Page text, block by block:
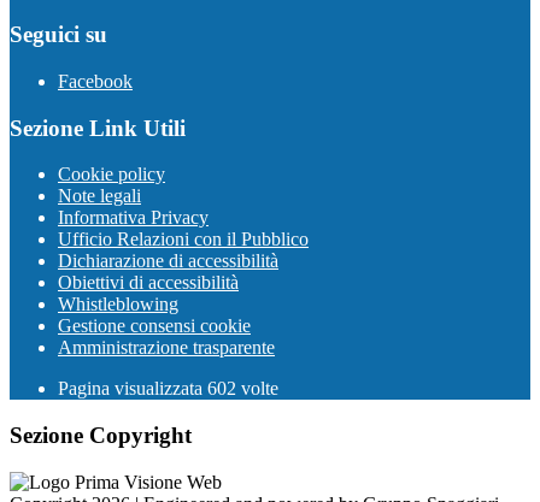
Seguici su
Facebook
Sezione Link Utili
Cookie policy
Note legali
Informativa Privacy
Ufficio Relazioni con il Pubblico
Dichiarazione di accessibilità
Obiettivi di accessibilità
Whistleblowing
Gestione consensi cookie
Amministrazione trasparente
Pagina visualizzata 602 volte
Sezione Copyright